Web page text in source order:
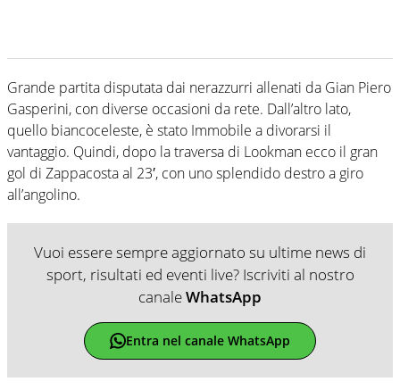
Grande partita disputata dai nerazzurri allenati da Gian Piero
Gasperini, con diverse occasioni da rete. Dall’altro lato,
quello biancoceleste, è stato Immobile a divorarsi il
vantaggio. Quindi, dopo la traversa di Lookman ecco il gran
gol di Zappacosta al 23′, con uno splendido destro a giro
all’angolino.
Vuoi essere sempre aggiornato su ultime news di
sport, risultati ed eventi live? Iscriviti al nostro
canaleWhatsApp
Entra nel canale WhatsApp